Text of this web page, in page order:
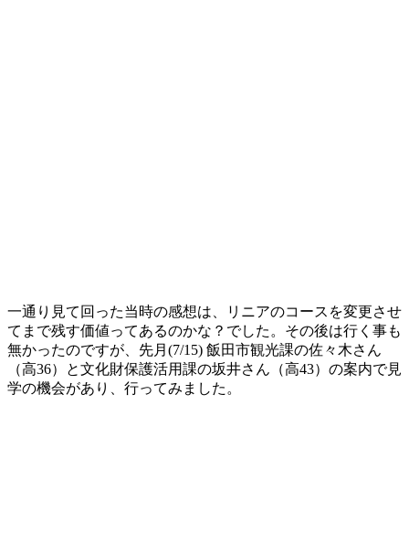
一通り見て回った当時の感想は、リニアのコースを変更させ
てまで残す価値ってあるのかな？でした。その後は行く事も
無かったのですが、先月(7/15) 飯田市観光課の佐々木さん
（高36）と文化財保護活用課の坂井さん（高43）の案内で見
学の機会があり、行ってみました。